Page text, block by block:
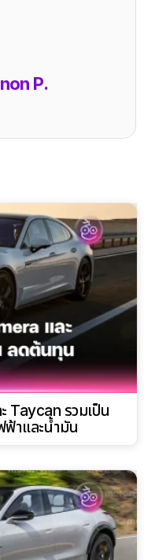
P.
Taycan รวมเป็น
ฟ้าและน้ำมัน